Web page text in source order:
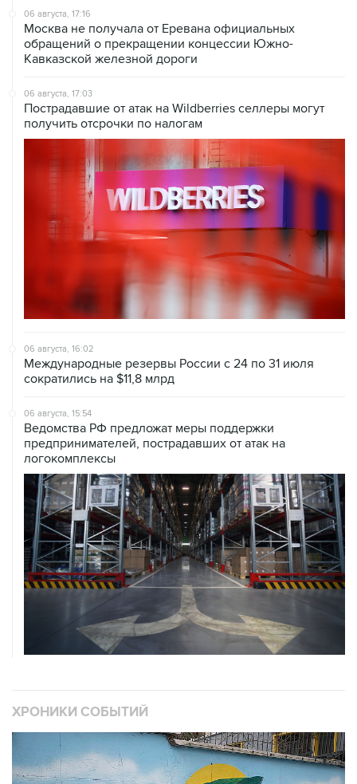
06 августа, 17:16
Москва не получала от Еревана официальных
обращений о прекращении концессии Южно-
Кавказской железной дороги
06 августа, 17:03
Пострадавшие от атак на Wildberries селлеры могут
получить отсрочки по налогам
06 августа, 16:02
Международные резервы России с 24 по 31 июля
сократились на $11,8 млрд
06 августа, 15:54
Ведомства РФ предложат меры поддержки
предпринимателей, пострадавших от атак на
логокомплексы
ХРОНИКИ СОБЫТИЙ